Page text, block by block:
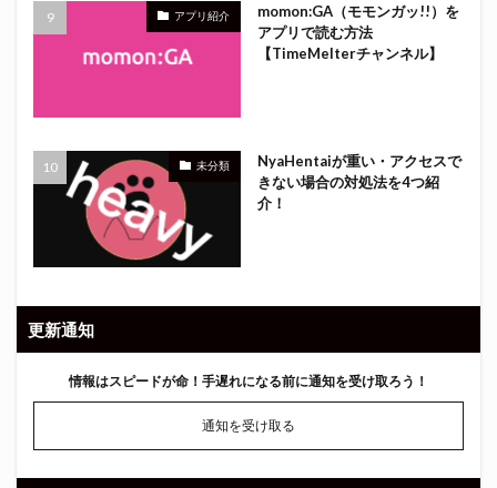
アプリ紹介
momon:GA（モモンガッ!!）を
アプリで読む方法
【TimeMelterチャンネル】
未分類
NyaHentaiが重い・アクセスで
きない場合の対処法を4つ紹
介！
更新通知
情報はスピードが命！ 手遅れになる前に通知を受け取ろう！
通知を受け取る